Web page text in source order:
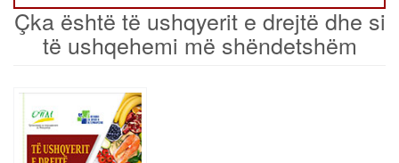
Çka është të ushqyerit e drejtë dhe si
të ushqehemi më shëndetshëm